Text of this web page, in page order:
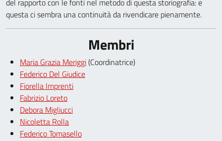
del rapporto con le fonti nel metodo di questa storiografia: e
questa ci sembra una continuità da rivendicare pienamente.
Membri
Maria Grazia Meriggi(Coordinatrice)
Federico Del Giudice
Fiorella Imprenti
Fabrizio Loreto
Debora Migliucci
Nicoletta Rolla
Federico Tomasello